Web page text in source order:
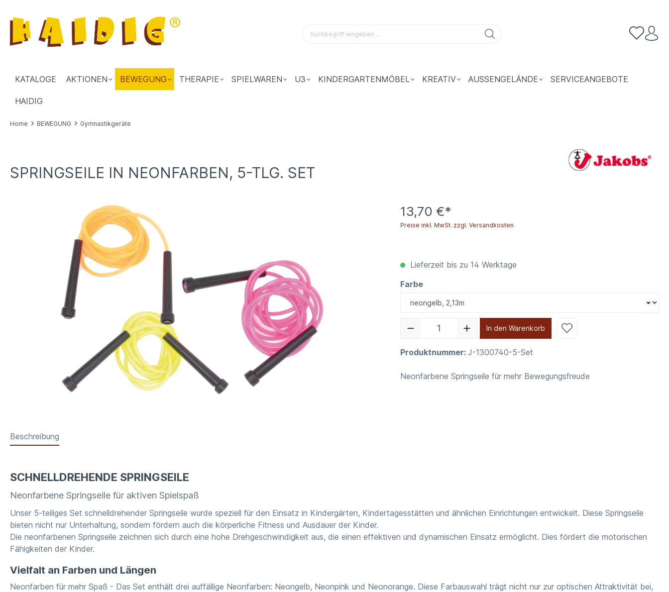
KATALOGE AKTIONEN BEWEGUNG THERAPIE SPIELWAREN U3 KINDERGARTENMÖBEL KREATIV AUSSENGELÄNDE SERVICEANGEBOTE
HAIDIG
Home BEWEGUNG Gymnastikgeräte
SPRINGSEILE IN NEONFARBEN, 5-TLG. SET
13,70 €*
Preise inkl. MwSt. zzgl. Versandkosten
Lieferzeit bis zu 14 Werktage
Farbe
In den Warenkorb
Produktnummer: J-1300740-5-Set
Neonfarbene Springseile für mehr Bewegungsfreude
Beschreibung
SCHNELLDREHENDE SPRINGSEILE
Neonfarbene Springseile für aktiven Spielspaß
Unser 5-teiliges Set schnelldrehender Springseile wurde speziell für den Einsatz in Kindergärten, Kindertagesstätten und ähnlichen Einrichtungen entwickelt. Diese Springseile
bieten nicht nur Unterhaltung, sondern fördern auch die körperliche Fitness und Ausdauer der Kinder.
Die neonfarbenen Springseile zeichnen sich durch eine hohe Drehgeschwindigkeit aus, die einen effektiven und dynamischen Einsatz ermöglicht. Dies fördert die motorischen
Fähigkeiten der Kinder.
Vielfalt an Farben und Längen
Neonfarben für mehr Spaß - Das Set enthält drei auffällige Neonfarben: Neongelb, Neonpink und Neonorange. Diese Farbauswahl trägt nicht nur zur optischen Attraktivität bei,